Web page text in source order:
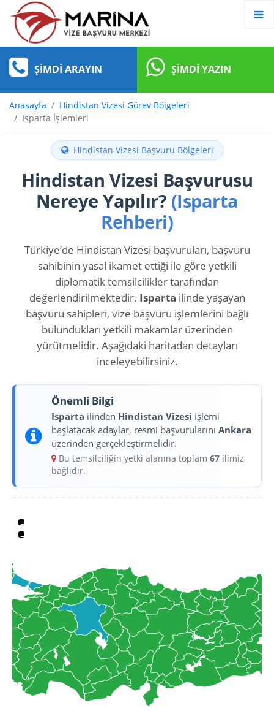
ŞIMDI ARAYIN ŞIMDI YAZIN
Anasayfa
Hindistan Vizesi Görev Bölgeleri
Isparta İşlemleri
Hindistan Vizesi Başvuru Bölgeleri
Hindistan Vizesi Başvurusu
Nereye Yapılır? (Isparta
Rehberi)
Türkiye’de Hindistan Vizesi başvuruları, başvuru
sahibinin yasal ikamet ettiği ile göre yetkili
diplomatik temsilcilikler tarafından
değerlendirilmektedir. Isparta ilinde yaşayan
başvuru sahipleri, vize başvuru işlemlerini bağlı
bulundukları yetkili makamlar üzerinden
yürütmelidir. Aşağıdaki haritadan detayları
inceleyebilirsiniz.
Önemli Bilgi
Isparta ilinden Hindistan Vizesi işlemi
başlatacak adaylar, resmi başvurularını Ankara
üzerinden gerçekleştirmelidir.
Bu temsilciliğin yetki alanına toplam 67 ilimiz
bağlıdır.
+
−